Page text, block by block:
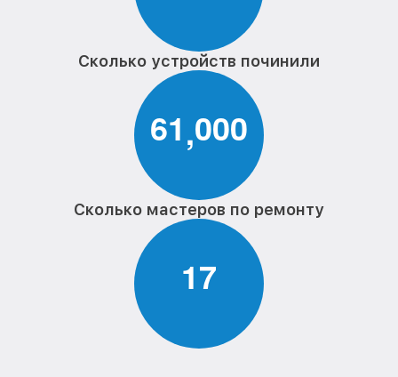
Сколько устройств починили
61,000
Сколько мастеров по ремонту
17